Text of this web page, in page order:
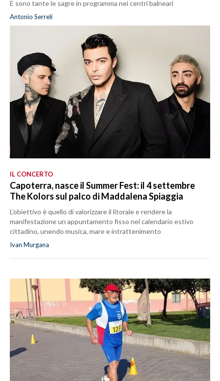
E sono tante le sagre in programma nei centri balneari
Antonio Serreli
IL CONCERTO
Capoterra, nasce il Summer Fest: il 4 settembre
The Kolors sul palco di Maddalena Spiaggia
L’obiettivo è quello di valorizzare il litorale e rendere la
manifestazione un appuntamento fisso nel calendario estivo
cittadino, unendo musica, mare e intrattenimento
Ivan Murgana